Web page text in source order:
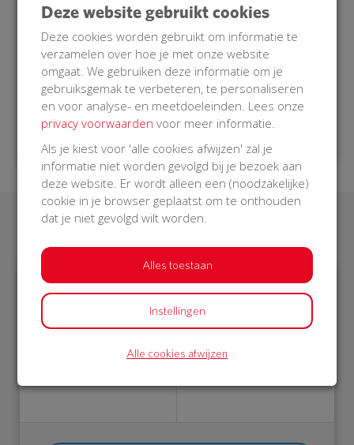
AED bediend kunnen worden door een
burgerhulpverlener die opgeroepen wordt. Een
burgerhulpverlener is getraind om in zo’n situatie
hulp te verlenen.
Doe je mee met onze BuurtAED?
Laatste donaties
Deze website gebruikt cookies
Deze cookies worden gebruikt om informatie te
verzamelen over hoe je met onze website
omgaat. We gebruiken deze informatie om je
gebruiksgemak te verbeteren, te personaliseren
en voor analyse- en meetdoeleinden. Lees onze
privacy voorwaarden voor meer informatie.
Als je kiest voor 'alle cookies afwijzen' zal je
informatie niet worden gevolgd bij je bezoek aan
deze website. Er wordt alleen een (noodzakelijke)
cookie in je browser geplaatst om te onthouden
dat je niet gevolgd wilt worden.
Alles toestaan
Instellingen
Alle cookies afwijzen